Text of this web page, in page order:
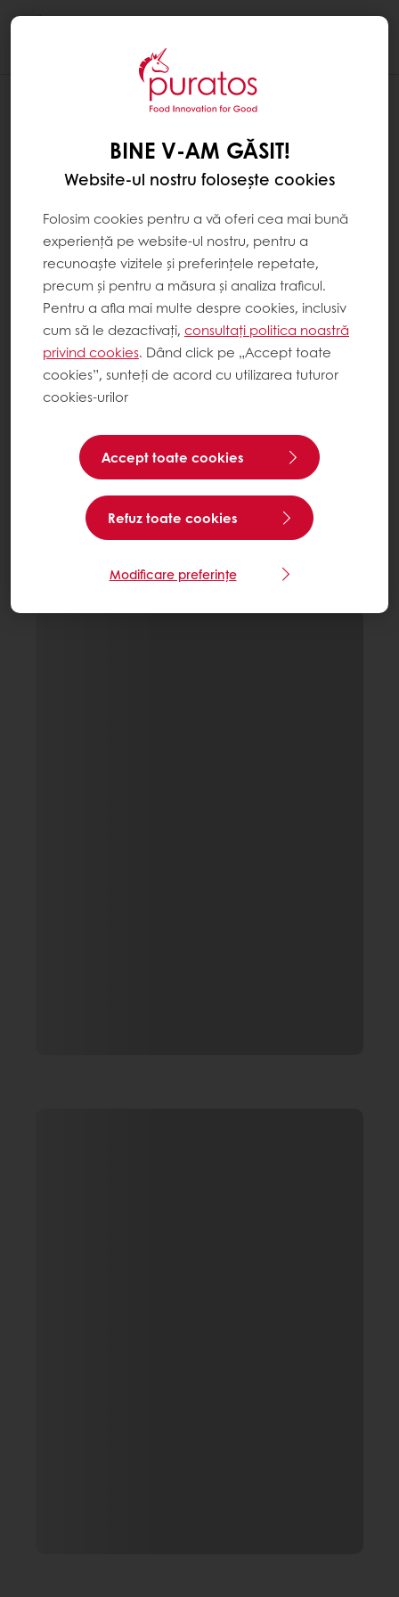
BINE V-AM GĂSIT!
Website-ul nostru folosește cookies
Folosim cookies pentru a vă oferi cea mai bună
experiență pe website-ul nostru, pentru a
recunoaște vizitele și preferințele repetate,
precum și pentru a măsura și analiza traficul.
Pentru a afla mai multe despre cookies, inclusiv
cum să le dezactivați, consultați politica noastră
privind cookies. Dând click pe „Accept toate
cookies”, sunteți de acord cu utilizarea tuturor
cookies-urilor
Accept toate cookies
Refuz toate cookies
Modificare preferințe